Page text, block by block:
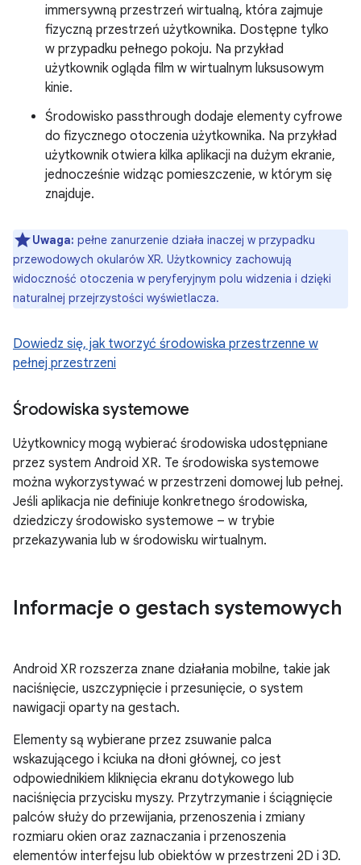
immersywną przestrzeń wirtualną, która zajmuje
fizyczną przestrzeń użytkownika. Dostępne tylko
w przypadku pełnego pokoju. Na przykład
użytkownik ogląda film w wirtualnym luksusowym
kinie.
Środowisko passthrough dodaje elementy cyfrowe
do fizycznego otoczenia użytkownika. Na przykład
użytkownik otwiera kilka aplikacji na dużym ekranie,
jednocześnie widząc pomieszczenie, w którym się
znajduje.
Uwaga: pełne zanurzenie działa inaczej w przypadku
przewodowych okularów XR. Użytkownicy zachowują
widoczność otoczenia w peryferyjnym polu widzenia i dzięki
naturalnej przejrzystości wyświetlacza.
Dowiedz się, jak tworzyć środowiska przestrzenne w
pełnej przestrzeni
Środowiska systemowe
Użytkownicy mogą wybierać środowiska udostępniane
przez system Android XR. Te środowiska systemowe
można wykorzystywać w przestrzeni domowej lub pełnej.
Jeśli aplikacja nie definiuje konkretnego środowiska,
dziedziczy środowisko systemowe – w trybie
przekazywania lub w środowisku wirtualnym.
Informacje o gestach systemowych
Android XR rozszerza znane działania mobilne, takie jak
naciśnięcie, uszczypnięcie i przesunięcie, o system
nawigacji oparty na gestach.
Elementy są wybierane przez zsuwanie palca
wskazującego i kciuka na dłoni głównej, co jest
odpowiednikiem kliknięcia ekranu dotykowego lub
naciśnięcia przycisku myszy. Przytrzymanie i ściągnięcie
palców służy do przewijania, przenoszenia i zmiany
rozmiaru okien oraz zaznaczania i przenoszenia
elementów interfejsu lub obiektów w przestrzeni 2D i 3D.